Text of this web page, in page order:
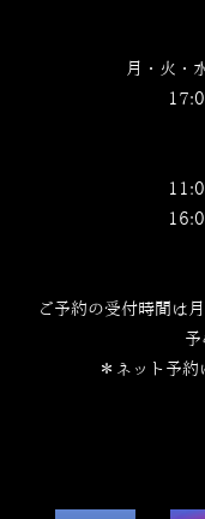
月・火・
ご予約の受付時間は
予
＊ネット予約